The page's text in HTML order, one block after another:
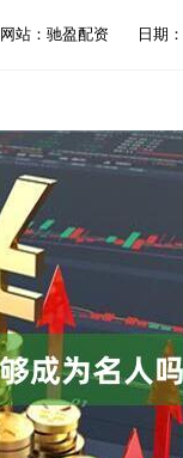
网站：驰盈配资 日期